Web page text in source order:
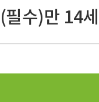
(필수)만 14